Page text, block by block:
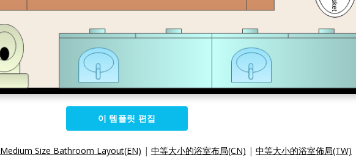
이 템플릿 편집
Medium Size Bathroom Layout(EN) | 中等大小的浴室布局(CN) | 中等大小的浴室佈局(TW)